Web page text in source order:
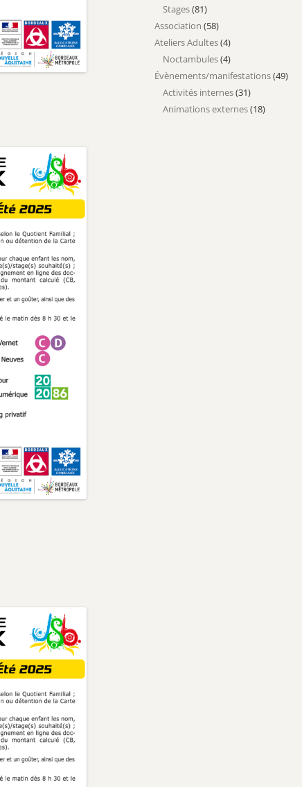
Stages(81)
Association (58)
Ateliers Adultes(4)
Noctambules(4)
Évènements/manifestations(49)
Activités internes(31)
Animations externes(18)